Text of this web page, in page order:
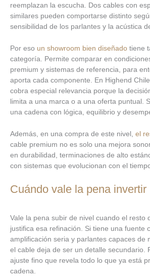
reemplazan la escucha. Dos cables con
similares pueden comportarse distinto
sensibilidad de los parlantes y la acústica
Por eso un showroom bien diseñado tiene
categoría. Permite comparar en
premium y sistemas de referencia, para
aporta cada componente. En Highend
cobra especial relevancia porque la
limita a una marca o a una oferta puntual.
una cadena con lógica, equilibrio y
Además, en una compra de este nivel, el
cable premium no es solo una mejora
en durabilidad, terminaciones de alto
con sistemas que evolucionan con el
Cuándo vale la pena invertir
Vale la pena subir de nivel cuando el resto
justifica esa refinación. Si tiene una fuente
amplificación seria y parlantes capaces de
el cable deja de ser un detalle secundario.
ajuste fino que revela todo lo que ya está
cadena.